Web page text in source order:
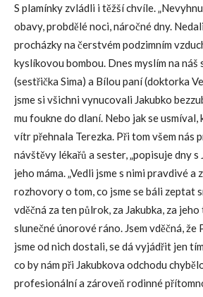
S plamínky zvládli i těžší chvíle.
obavy, probdělé noci, náročné dny.
procházky na čerstvém podzimním
kyslíkovou bombou. Dnes myslím na náš
(sestřička Sima) a Bílou paní (doktorka
jsme si všichni vynucovali Jakubko
mu foukne do dlaní. Nebo jak se usmíval,
vítr přehnala Terezka. Při tom všem nás
návštěvy lékařů a sester, „popisuje dny s
jeho máma. „Vedli jsme s nimi pravdivé
rozhovory o tom, co jsme se báli zeptat
vděčná za ten půlrok, ​​za Jakubka, za
slunečné únorové ráno. Jsem vděčná, že
jsme od nich dostali, se dá vyjádřit jen
co by nám při Jakubkova odchodu
profesionální a zároveň rodinné